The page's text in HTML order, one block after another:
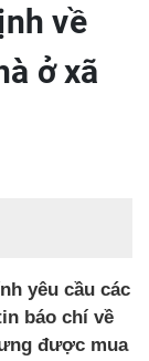
về
ở xã
yêu cầu các
báo chí về
được mua